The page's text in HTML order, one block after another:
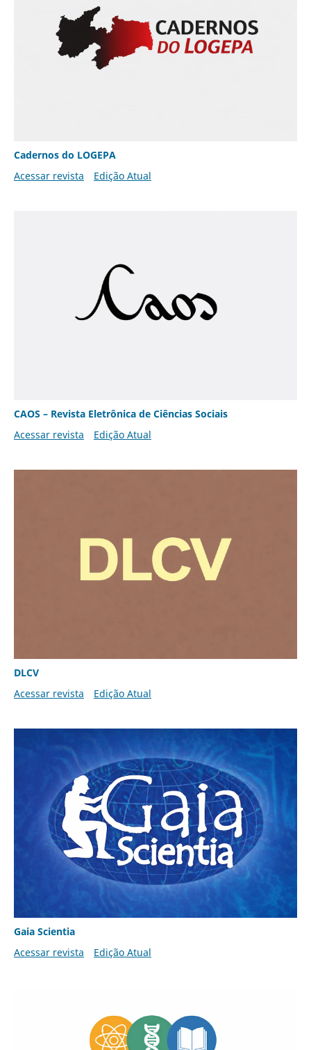
Cadernos do LOGEPA
Acessar revista
Edição Atual
CAOS – Revista Eletrônica de Ciências Sociais
Acessar revista
Edição Atual
DLCV
Acessar revista
Edição Atual
Gaia Scientia
Acessar revista
Edição Atual